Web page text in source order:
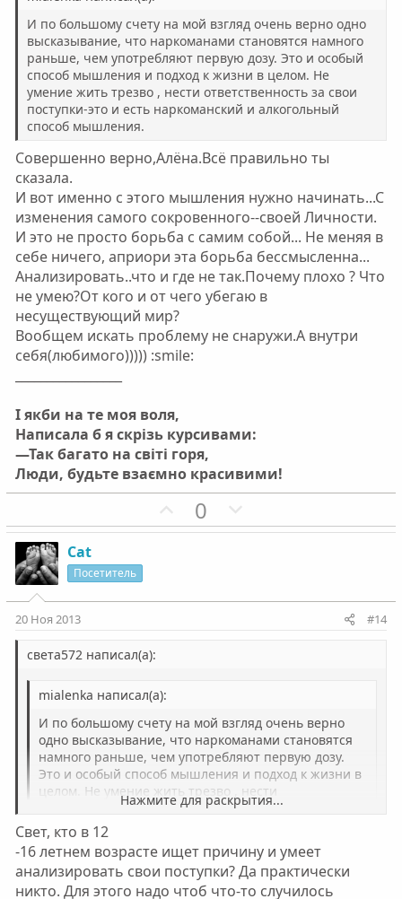
ы
й
г
о
л
с
ы
й
г
о
л
с
И по большому счету на мой взгляд очень верно одно
высказывание, что наркоманами становятся намного
раньше, чем употребляют первую дозу. Это и особый
способ мышления и подход к жизни в целом. Не
умение жить трезво , нести ответственность за свои
поступки-это и есть наркоманский и алкогольный
способ мышления.
Совершенно верно,Алёна.Всё правильно ты
сказала.
И вот именно с этого мышления нужно начинать...С
изменения самого сокровенного--своей Личности.
И это не просто борьба с cамим собой... Не меняя в
себе ничего, априори эта борьба бессмысленна...
Анализировать..что и где не так.Почему плохо ? Что
не умею?От кого и от чего убегаю в
несуществующий мир?
Вообщем искать проблему не снаружи.А внутри
себя(любимого))))) :smile:
І якби на те моя воля,
Написала б я скрізь курсивами:
—Так багато на світі горя,
Люди, будьте взаємно красивими!
П
о
т
г
о
л
о
с
0
е
т
г
о
л
о
с
Cat
Посетитель
20 Ноя 2013 #14
света572 написал(а):
mialenka написал(а):
И по большому счету на мой взгляд очень верно
одно высказывание, что наркоманами становятся
намного раньше, чем употребляют первую дозу.
Это и особый способ мышления и подход к жизни в
целом. Не умение жить трезво , нести
ответственность за свои поступки-это и есть
наркоманский и алкогольный способ мышления.
Совершенно верно,Алёна.Всё правильно ты сказала.
И вот именно с этого мышления нужно начинать...С
изменения самого сокровенного--своей Личности.
Нажмите для раскрытия...
Свет, кто в 12
-16 летнем возрасте ищет причину и умеет
анализировать свои поступки? Да практически
никто. Для этого надо чтоб что-то случилось